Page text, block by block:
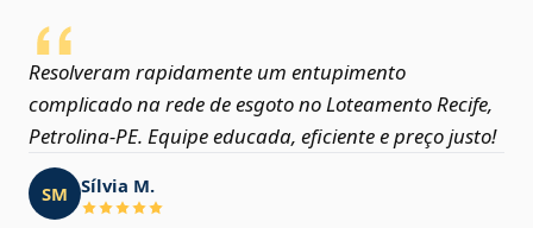
Resolveram rapidamente um entupimento
complicado na rede de esgoto no Loteamento Recife,
Petrolina‑PE. Equipe educada, eficiente e preço justo!
SM Sílvia M.